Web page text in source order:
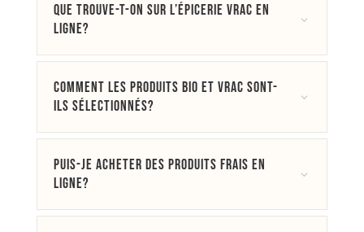
3
Que trouve-t-on sur l’épicerie vrac en
ligne?
3
Comment les produits bio et vrac sont-
ils sélectionnés?
3
Puis-je acheter des produits frais en
ligne?